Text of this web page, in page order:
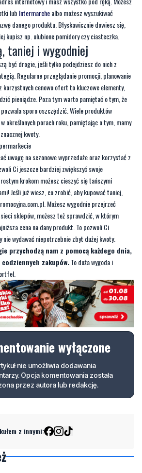
lub Intermarchealbo możesz wyszukiwać
danego produktu. Błyskawicznie dowiesz się,
kupisz np. ulubione pomidory czy ciasteczka.
taniej i wygodniej
być drogie, jeśli tylko podejdziesz do nich z
Regularne przeglądanie promocji, planowanie
korzystnych cenowo ofert to kluczowe elementy,
pieniądze. Poza tym warto pamiętać o tym, że
sporo oszczędzić. Wiele produktów
określonych porach roku, pamiętając o tym, mamy
kwoty.
uwagę na sezonowe wyprzedaże oraz korzystać z
Ci jeszcze bardziej zwiększyć swoje
krokom możesz cieszyć się tańszymi
Jeśli już wiesz, co zrobić, aby kupować taniej,
Możesz wygodnie przejrzeć
sklepów, możesz też sprawdzić, w którym
cena na dany produkt. To pozwoli Ci
nie wydawać niepotrzebnie zbyt dużej kwoty.
przychodzą nam z pomocą każdego dnia,
zakupów.To duża wygoda i
wyłączone
nie umożliwia dodawania
Opcja komentowania została
przez autora lub redakcję.
z innymi: